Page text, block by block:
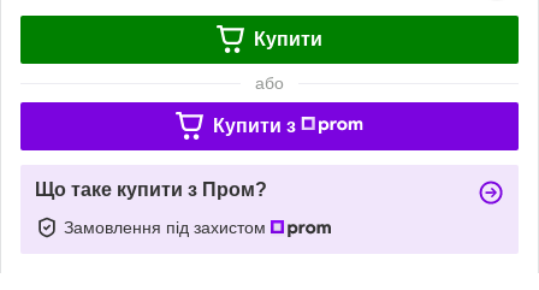
Купити
або
Купити з
Що таке купити з Пром?
Замовлення під захистом